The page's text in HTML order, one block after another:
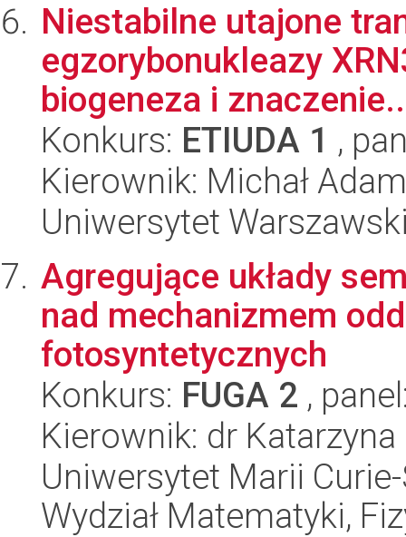
Niestabilne utajone
egzorybonukleazy
biogeneza i
Konkurs: ETIUDA 1 ,
Kierownik: Michał
Uniwersytet
Agregujące układy
nad mechanizmem
fotosyntetycznych
Konkurs: FUGA 2 ,
Kierownik: dr
Uniwersytet Marii
Wydział Matematyki,